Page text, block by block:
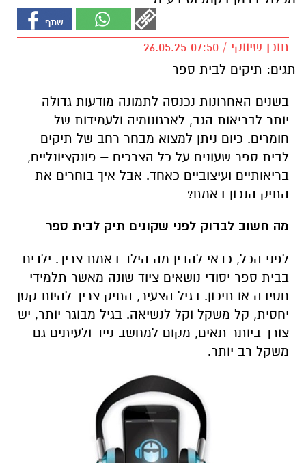
תוכן שיווקי / 07:50 26.05.25
תגים: תיקים לבית ספר
בשנים האחרונות נכנסה לתמונה מודעות גדולה
יותר לבריאות הגב, לארגונומיה ולעמידות של
חומרים. כיום ניתן למצוא מבחר רחב של תיקים
לבית ספר שעונים על כל הצרכים – פונקציונליים,
בריאותיים ועיצוביים כאחד. אבל איך בוחרים את
התיק הנכון באמת?
מה חשוב לבדוק לפני שקונים תיק לבית ספר
לפני הכל, כדאי להבין מה הילד באמת צריך. ילדים
בבית ספר יסודי נושאים ציוד שונה מאשר תלמידי
חטיבה או תיכון. בגיל הצעיר, התיק צריך להיות קטן
יחסית, קל משקל וקל לנשיאה. בגיל מבוגר יותר, יש
צורך ביותר תאים, מקום למחשב נייד ולעיתים גם
משקל רב יותר.